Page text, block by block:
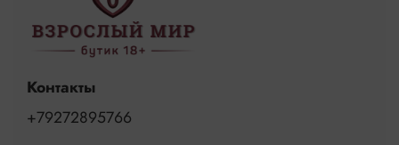
Контакты
+79272895766